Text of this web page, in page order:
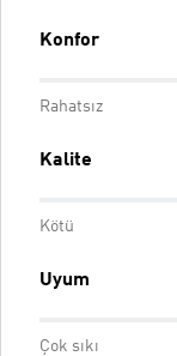
Konfor
Rahatsız
Kalite
Kötü
Uyum
Çok sıkı